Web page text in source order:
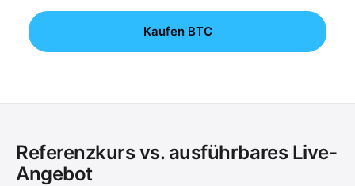
Kaufen BTC
Referenzkurs vs. ausführbares Live-
Angebot